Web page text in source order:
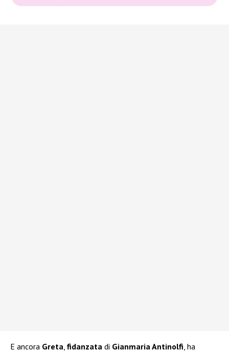
E ancora Greta fidanzata di Gianmaria Antinolfi , ha